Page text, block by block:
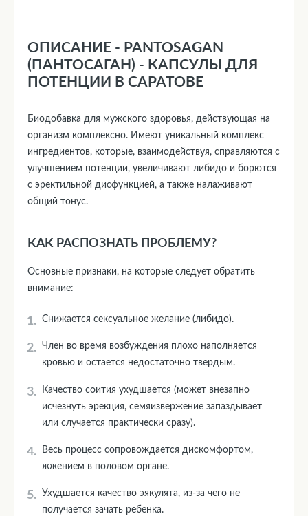
ОПИСАНИЕ - PANTOSAGAN
(ПАНТОСАГАН) - КАПСУЛЫ ДЛЯ
ПОТЕНЦИИ В САРАТОВЕ
Биодобавка для мужского здоровья, действующая на
организм комплексно. Имеют уникальный комплекс
ингредиентов, которые, взаимодействуя, справляются с
улучшением потенции, увеличивают либидо и борются
с эректильной дисфункцией, а также налаживают
общий тонус.
КАК РАСПОЗНАТЬ ПРОБЛЕМУ?
Основные признаки, на которые следует обратить
внимание:
Снижается сексуальное желание (либидо).
Член во время возбуждения плохо наполняется
кровью и остается недостаточно твердым.
Качество соития ухудшается (может внезапно
исчезнуть эрекция, семяизвержение запаздывает
или случается практически сразу).
Весь процесс сопровождается дискомфортом,
жжением в половом органе.
Ухудшается качество эякулята, из-за чего не
получается зачать ребенка.